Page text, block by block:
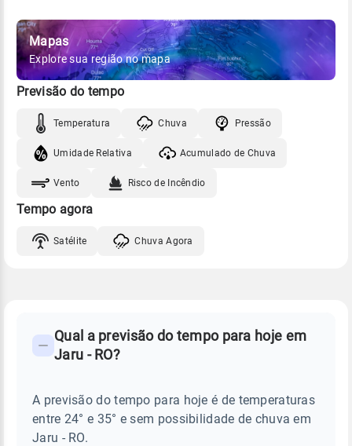
Mapas
Explore sua região no mapa
Previsão do tempo
Temperatura Chuva Pressão
Umidade Relativa Acumulado de Chuva
Vento Risco de Incêndio
Tempo agora
Satélite Chuva Agora
PREVISÃO
TEMPO
Perguntas
sobre
chuva
Qual a previsão do tempo para hoje em
Jaru - RO?
A previsão do tempo para hoje é de temperaturas
entre 24° e 35° e sem possibilidade de chuva em
Jaru - RO.